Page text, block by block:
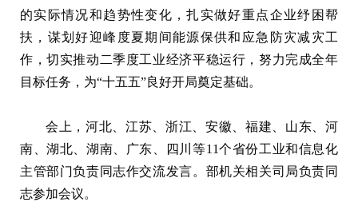
的实际情况和趋势性变化，扎实做好重点企业纾困帮
扶，谋划好迎峰度夏期间能源保供和应急防灾减灾工
作，切实推动二季度工业经济平稳运行，努力完成全年
目标任务，为“十五五”良好开局奠定基础。
会上，河北、江苏、浙江、安徽、福建、山东、河
南、湖北、湖南、广东、四川等11个省份工业和信息化
主管部门负责同志作交流发言。部机关相关司局负责同
志参加会议。